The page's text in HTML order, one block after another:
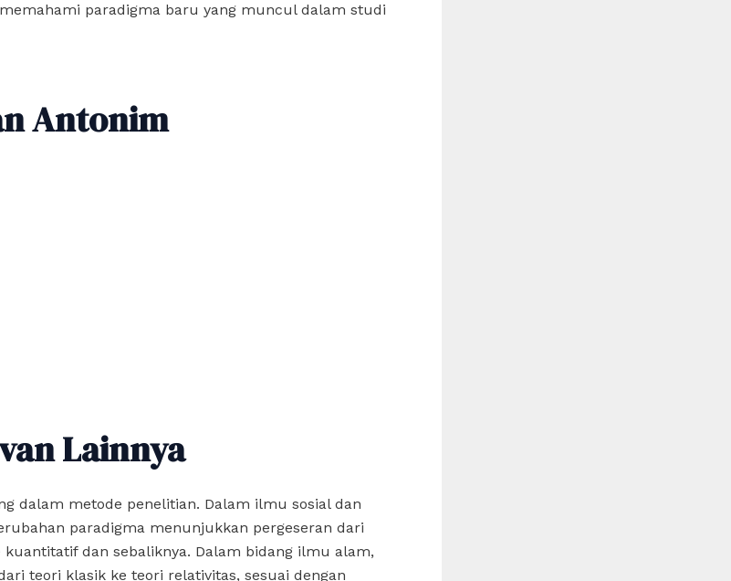
paradigma baru yang muncul dalam studi
Antonim
Lainnya
dalam metode penelitian. Dalam ilmu sosial dan
paradigma menunjukkan pergeseran dari
dan sebaliknya. Dalam bidang ilmu alam,
teori klasik ke teori relativitas, sesuai dengan